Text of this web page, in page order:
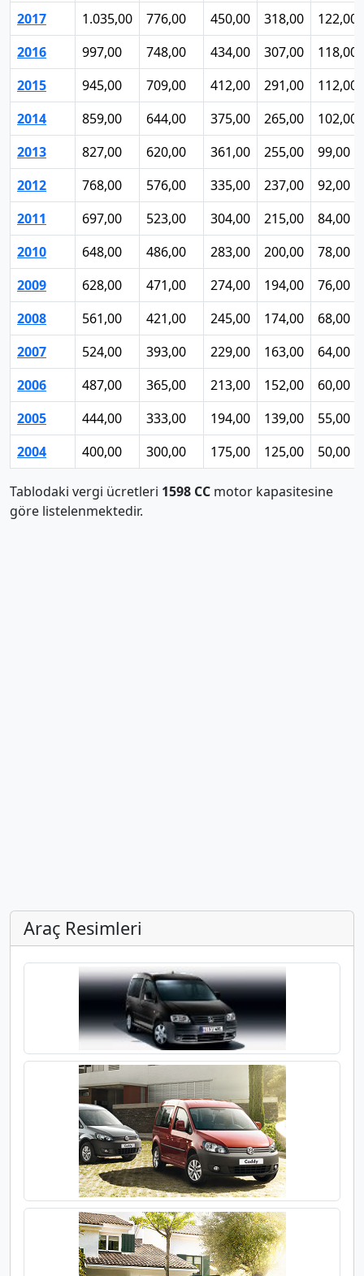
2017
1.035,00 776,00 450,00 318,00
122,00
2016
997,00 748,00 434,00 307,00
118,00
2015
945,00 709,00 412,00 291,00
112,00
2014
859,00 644,00 375,00 265,00
102,00
2013
827,00 620,00 361,00 255,00
99,00
2012
768,00 576,00 335,00 237,00
92,00
2011
697,00 523,00 304,00 215,00
84,00
2010
648,00 486,00 283,00 200,00
78,00
2009
628,00 471,00 274,00 194,00
76,00
2008
561,00 421,00 245,00 174,00
68,00
2007
524,00 393,00 229,00 163,00
64,00
2006
487,00 365,00 213,00 152,00
60,00
2005
444,00 333,00 194,00 139,00
55,00
2004
400,00 300,00 175,00 125,00 50,00
Tablodaki vergi ücretleri 1598 CC motor kapasitesine
göre listelenmektedir.
Araç Resimleri